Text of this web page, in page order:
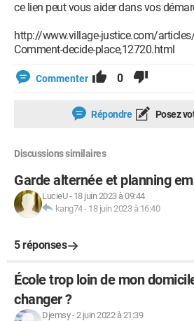
ce lien peut vous aider dans vos
http://www.village-justice.com/
Comment-decide-place,12720.html
Commenter 0
Répondre Posez
Discussions similaires
Garde alternée et planning
LucieU- 18 juin 2023 à 09:44
kang74- 18 juin 2023 à 16:40
5 réponses
École trop loin de mon
changer ?
Djemsy-2 juin 2022 à 21:39